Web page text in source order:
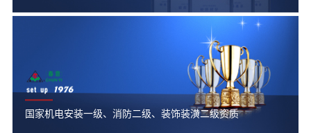
国家机电安装一级、消防二级、装饰装潢二级资质